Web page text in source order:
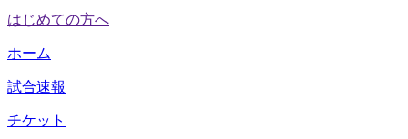
はじめての方へ
ホーム
試合速報
チケット